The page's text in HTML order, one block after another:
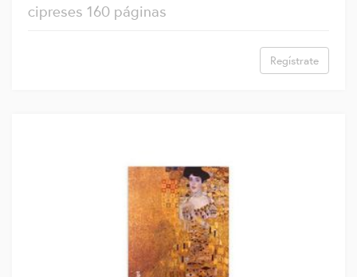
cipreses 160 páginas
Regístrate